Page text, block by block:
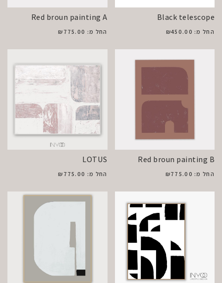
Black telescope
החל מ: ₪450.00
Red broun painting A
החל מ: ₪ 775.00
Red broun painting B
החל מ: ₪775.00
LOTUS
החל מ: ₪ 775.00